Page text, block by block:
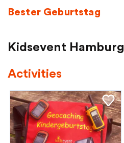
Bester Geburtstag
Kidsevent Hamburg
Activities